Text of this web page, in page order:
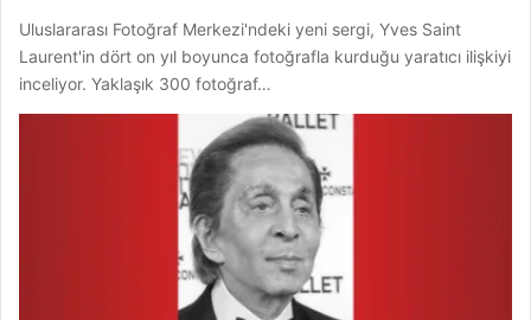
Uluslararası Fotoğraf Merkezi'ndeki yeni sergi, Yves Saint
Laurent'in dört on yıl boyunca fotoğrafla kurduğu yaratıcı ilişkiyi
inceliyor. Yaklaşık 300 fotoğraf…